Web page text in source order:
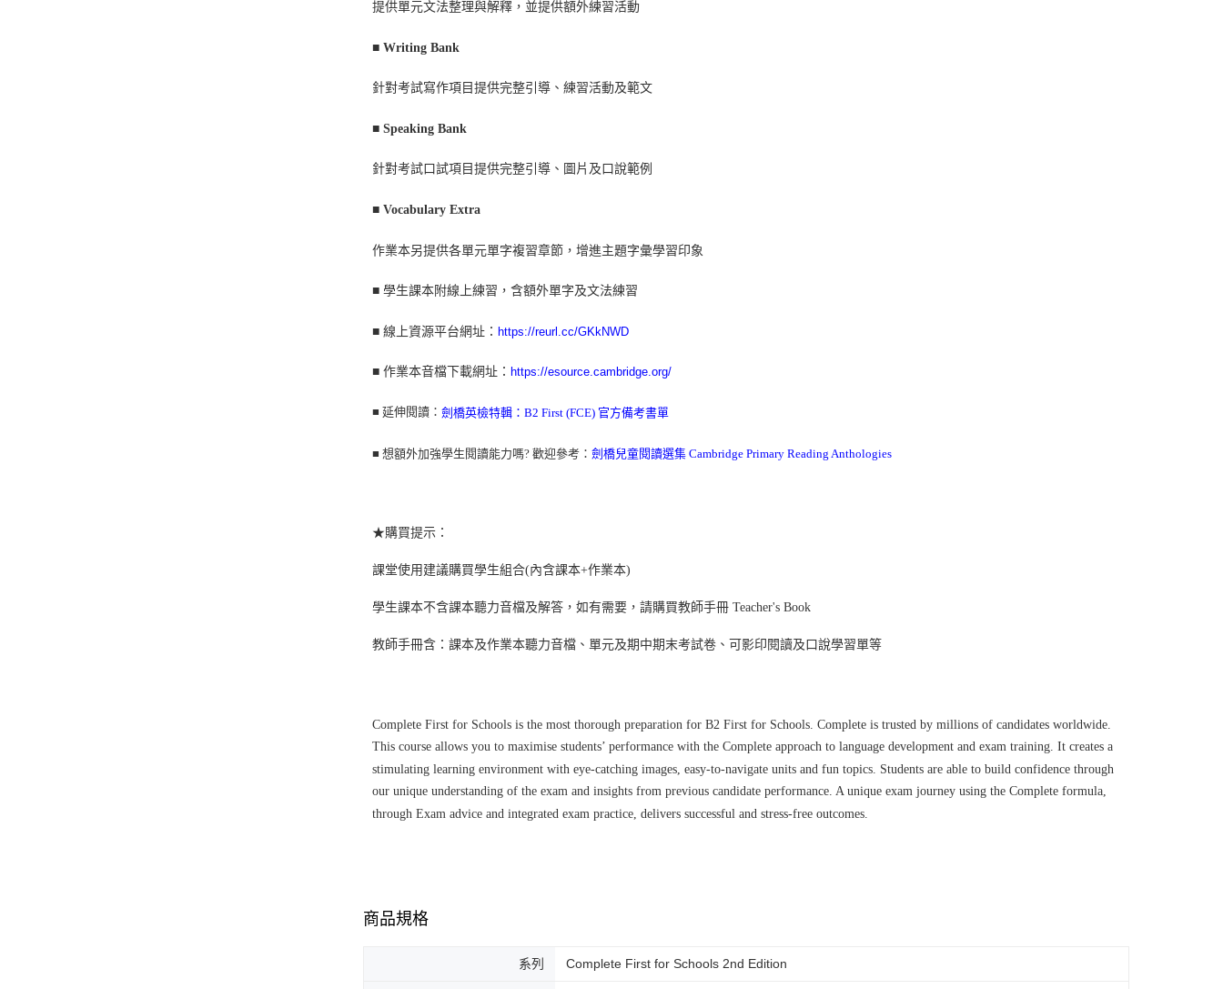
提供單元文法整理與解釋，並提供額外練習活動
■Writing Bank
針對考試寫作項目提供完整引導、練習活動及範文
■Speaking Bank
針對考試口試項目提供完整引導、圖片及口說範例
■Vocabulary Extra
作業本另提供各單元單字複習章節，增進主題字彙學習印象
■ 學生課本附線上練習，含額外單字及文法練習
■線上資源平台網址：https://reurl.cc/GKkNWD
■作業本音檔下載網址： https://esource.cambridge.org/
■ 延伸閱讀：劍橋英檢特輯：B2 First (FCE) 官方備考書單
■想額外加強學生閱讀能力嗎? 歡迎參考：劍橋兒童閱讀選集 Cambridge Primary Reading Anthologies
★購買提示：
課堂使用建議購買學生組合(內含課本+作業本)
學生課本不含課本聽力音檔及解答，如有需要，請購買教師手冊 Teacher's Book
教師手冊含：課本及作業本聽力音檔、單元及期中期末考試卷、可影印閱讀及口說學習單等
Complete First for Schools is the most thorough preparation for B2 First for Schools. Complete is trusted by millions of candidates worldwide.
This course allows you to maximise students’ performance with the Complete approach to language development and exam training. It creates a
stimulating learning environment with eye-catching images, easy-to-navigate units and fun topics. Students are able to build confidence through
our unique understanding of the exam and insights from previous candidate performance. A unique exam journey using the Complete formula,
through Exam advice and integrated exam practice, delivers successful and stress-free outcomes.
商品規格
系列 Complete First for Schools 2nd Edition